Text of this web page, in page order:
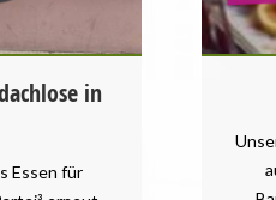
in
Essen für